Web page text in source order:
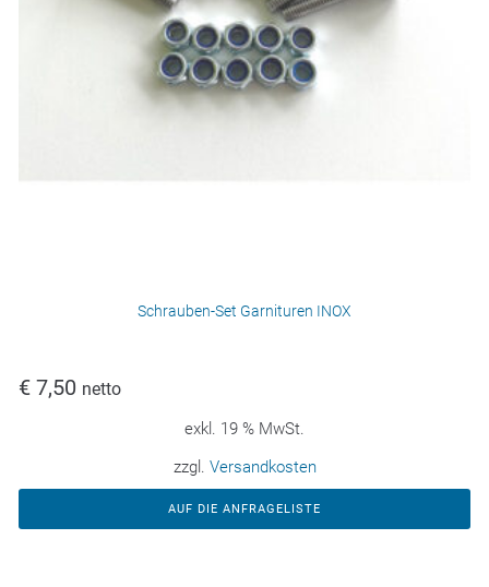
Schrauben-Set Garnituren INOX
€ 7,50 netto
exkl. 19 % MwSt.
zzgl. Versandkosten
AUF DIE ANFRAGELISTE